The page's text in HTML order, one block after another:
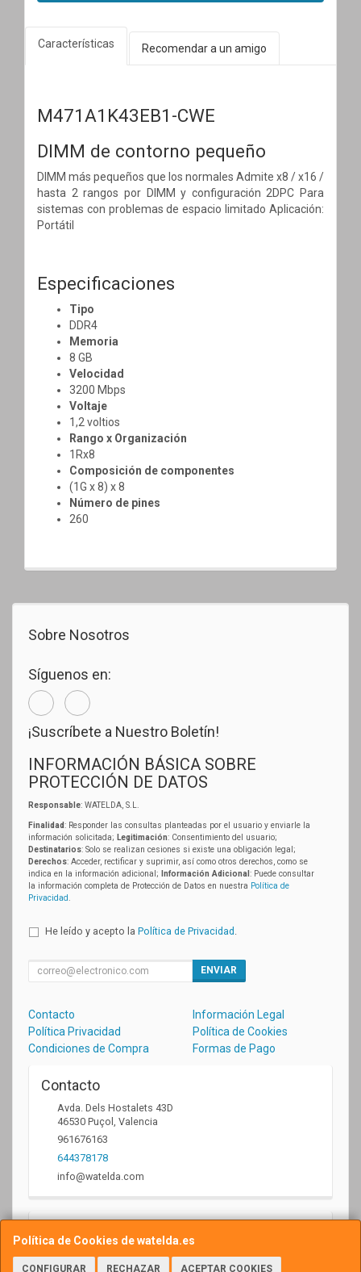
Características Recomendar a un amigo
M471A1K43EB1-CWE
DIMM de contorno pequeño
DIMM más pequeños que los normales Admite x8 / x16 /
hasta 2 rangos por DIMM y configuración 2DPC Para
sistemas con problemas de espacio limitado Aplicación:
Portátil
Especificaciones
Tipo
DDR4
Memoria
8 GB
Velocidad
3200 Mbps
Voltaje
1,2 voltios
Rango x Organización
1Rx8
Composición de componentes
(1G x 8) x 8
Número de pines
260
Política de Cookies de watelda.es
CONFIGURAR RECHAZAR ACEPTAR COOKIES
Sobre Nosotros
Síguenos en:
¡Suscríbete a Nuestro Boletín!
INFORMACIÓN BÁSICA SOBRE
PROTECCIÓN DE DATOS
Responsable: WATELDA, S.L.
Finalidad: Responder las consultas planteadas por el usuario y enviarle la
información solicitada; Legitimación: Consentimiento del usuario;
Destinatarios: Solo se realizan cesiones si existe una obligación legal;
Derechos: Acceder, rectificar y suprimir, así como otros derechos, como se
indica en la información adicional;
Información Adicional : Puede consultar
la información completa de Protección de Datos en nuestra Política de
Privacidad
He leído y acepto la Política de Privacidad
ENVIAR
Contacto
Información Legal
Política Privacidad
Política de Cookies
Condiciones de Compra
Formas de Pago
Contacto
Avda. Dels Hostalets 43D
46530 Puçol Valencia
961676163
644378178
info@watelda.com